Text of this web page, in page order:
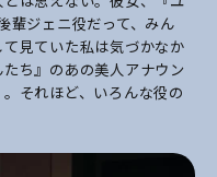
ジェニ役だって、みん
見ていた私は気づかなか
ち』のあの美人アナウン
それほど、いろんな役の